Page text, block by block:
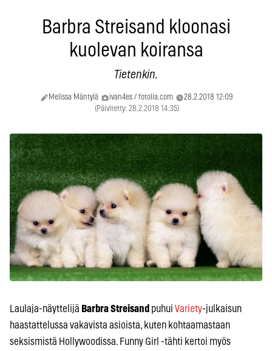
Barbra Streisand kloonasi
kuolevan koiransa
Tietenkin.
Melissa Mäntylä ivan4es / fotolia.com 28.2.2018 12:09
(Päivitetty: 28.2.2018 14:35)
Laulaja-näyttelijä Barbra Streisand puhui Variety-julkaisun
haastattelussa vakavista asioista, kuten kohtaamastaan
seksismistä Hollywoodissa. Funny Girl -tähti kertoi myös